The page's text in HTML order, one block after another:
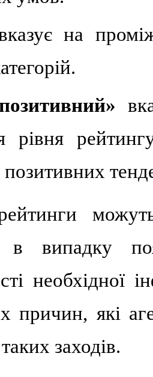
на
рівня
в випадку
необхідної
причин, які
заходів.